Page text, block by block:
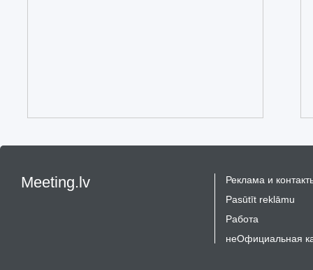
Meeting.lv
Реклама и
Pasūtīt reklāmu
Работа
неОфициальная